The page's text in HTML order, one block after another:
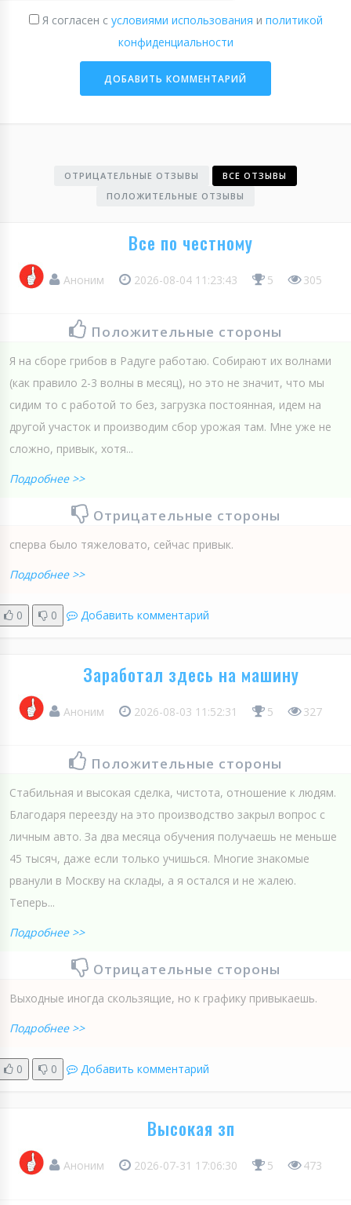
Я согласен с условиями использования и политикой
конфиденциальности
ОТРИЦАТЕЛЬНЫЕ ОТЗЫВЫ
ВСЕ ОТЗЫВЫ
ПОЛОЖИТЕЛЬНЫЕ ОТЗЫВЫ
Все по честному
Аноним 2026-08-04 11:23:43 5 305
Положительные стороны
Я на сборе грибов в Радуге работаю. Собирают их волнами
(как правило 2-3 волны в месяц), но это не значит, что мы
сидим то с работой то без, загрузка постоянная, идем на
другой участок и производим сбор урожая там. Мне уже не
сложно, привык, хотя...
Подробнее >>
Отрицательные стороны
сперва было тяжеловато, сейчас привык.
Подробнее >>
0 0 Добавить комментарий
Заработал здесь на машину
Аноним 2026-08-03 11:52:31 5 327
Положительные стороны
Стабильная и высокая сделка, чистота, отношение к людям.
Благодаря переезду на это производство закрыл вопрос с
личным авто. За два месяца обучения получаешь не меньше
45 тысяч, даже если только учишься. Многие знакомые
рванули в Москву на склады, а я остался и не жалею.
Теперь...
Подробнее >>
Отрицательные стороны
Выходные иногда скользящие, но к графику привыкаешь.
Подробнее >>
0 0 Добавить комментарий
Высокая зп
Аноним 2026-07-31 17:06:30 5 473